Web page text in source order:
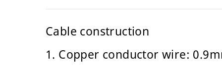
Cable construction
1. Copper conductor wire: